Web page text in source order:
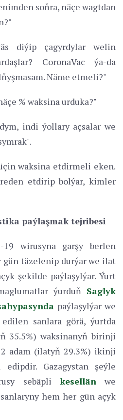
soňra, näçe wagtdan
diýip çagyrdylar welin
CoronaVac ýa-da
Näme etmeli?"
% waksina urduka?"
indi ýollary açsalar we
waksina etdirmeli eken.
etdirip bolýar, kimler
paýlaşmak tejribesi
19 wirusyna garşy berlen
gün täzelenip durýar we ilat
şekilde paýlaşylýar. Ýurt
ýurduň Saglyk
paýlaşylýar we
sanlara görä, ýurtda
35.5%) waksinanyň birinji
adam (ilatyň 29.3%) ikinji
Gazagystan şeýle
sebäpli kesellänwe
sanlaryny hem her gün açyk